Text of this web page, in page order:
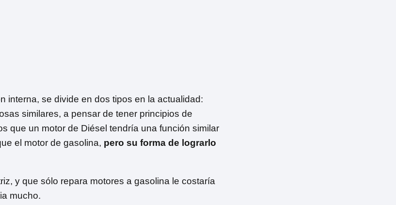
interna, se divide en dos tipos en la actualidad:
similares, a pensar de tener principios de
que un motor de Diésel tendría una función similar
el motor de gasolina, pero su forma de lograrlo
y que sólo repara motores a gasolina le costaría
mucho.